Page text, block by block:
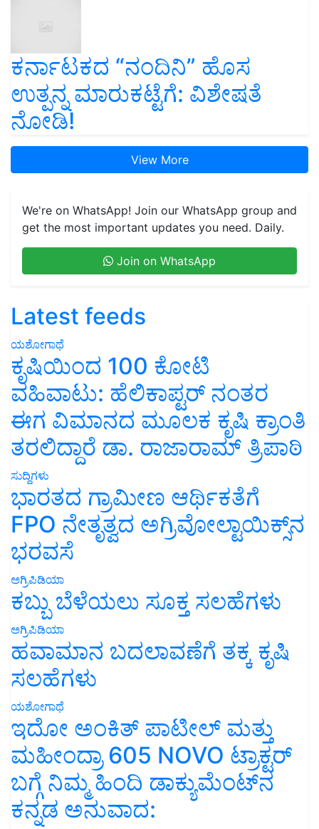
ಕರ್ನಾಟಕದ “ನಂದಿನಿ” ಹೊಸ
ಉತ್ಪನ್ನ ಮಾರುಕಟ್ಟೆಗೆ: ವಿಶೇಷತೆ
ನೋಡಿ!
View More
We're on WhatsApp! Join our WhatsApp group and
get the most important updates you need. Daily.
Join on WhatsApp
Latest feeds
ಯಶೋಗಾಥೆ
ಕೃಷಿಯಿಂದ 100 ಕೋಟಿ
ವಹಿವಾಟು: ಹೆಲಿಕಾಪ್ಟರ್ ನಂತರ
ಈಗ ವಿಮಾನದ ಮೂಲಕ ಕೃಷಿ ಕ್ರಾಂತಿ
ತರಲಿದ್ದಾರೆ ಡಾ. ರಾಜಾರಾಮ್ ತ್ರಿಪಾಠಿ
ಸುದ್ದಿಗಳು
ಭಾರತದ ಗ್ರಾಮೀಣ ಆರ್ಥಿಕತೆಗೆ
FPO ನೇತೃತ್ವದ ಅಗ್ರಿವೋಲ್ಟಾಯಿಕ್ಸ್‌ನ
ಭರವಸೆ
ಅಗ್ರಿಪಿಡಿಯಾ
ಕಬ್ಬು ಬೆಳೆಯಲು ಸೂಕ್ತ ಸಲಹೆಗಳು
ಅಗ್ರಿಪಿಡಿಯಾ
ಹವಾಮಾನ ಬದಲಾವಣೆಗೆ ತಕ್ಕ ಕೃಷಿ
ಸಲಹೆಗಳು
ಯಶೋಗಾಥೆ
ಇದೋ ಅಂಕಿತ್ ಪಾಟೀಲ್ ಮತ್ತು
ಮಹೀಂದ್ರಾ 605 NOVO ಟ್ರಾಕ್ಟರ್
ಬಗ್ಗೆ ನಿಮ್ಮ ಹಿಂದಿ ಡಾಕ್ಯುಮೆಂಟ್‌ನ
ಕನ್ನಡ ಅನುವಾದ: